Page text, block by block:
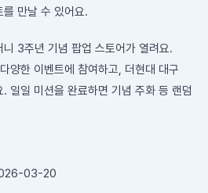
만날 수 있어요.
3주년 기념 팝업 스토어가 열려요.
양한 이벤트에 참여하고, 더현대 대구
일일 미션을 완료하면 기념 주화 등 랜덤
03-20